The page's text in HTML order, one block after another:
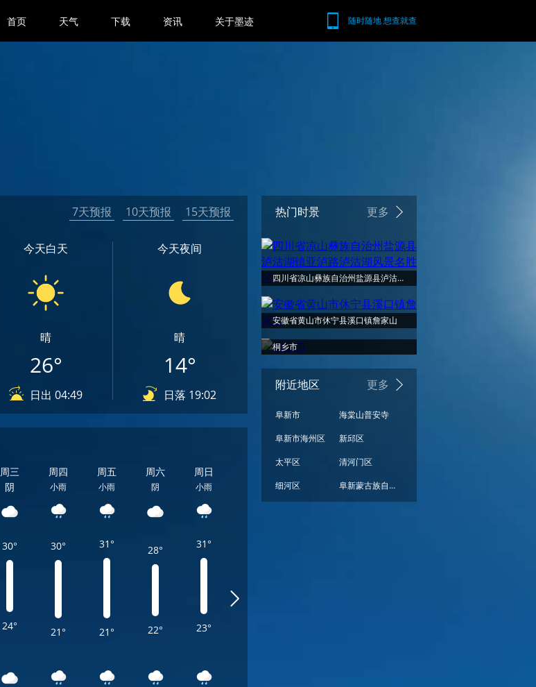
随时随地 想查就查
首页 天气 下载 资讯 关于墨迹
热门时景 更多
四川省凉山彝族自治州盐源县泸沽湖镇亚泸路泸沽湖风景名胜区
安徽省黄山市休宁县溪口镇詹家山
桐乡市
附近地区 更多
阜新市
海棠山普安寺
阜新市海州区
新邱区
太平区
清河门区
细河区
阜新蒙古族自治县
7天预报 10天预报 15天预报
今天白天
晴
26°
日出 04:49
今天夜间
晴
14°
日落 19:02
周三
阴
30°
24°
周四
小雨
30°
21°
周五
小雨
31°
21°
周六
阴
28°
22°
周日
小雨
31°
23°
小雨 小雨 小雨